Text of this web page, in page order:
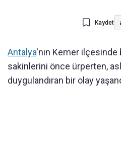
Kaydet
Antalya'nın Kemer ilçesinde
sakinlerini önce ürperten,
duygulandıran bir olay